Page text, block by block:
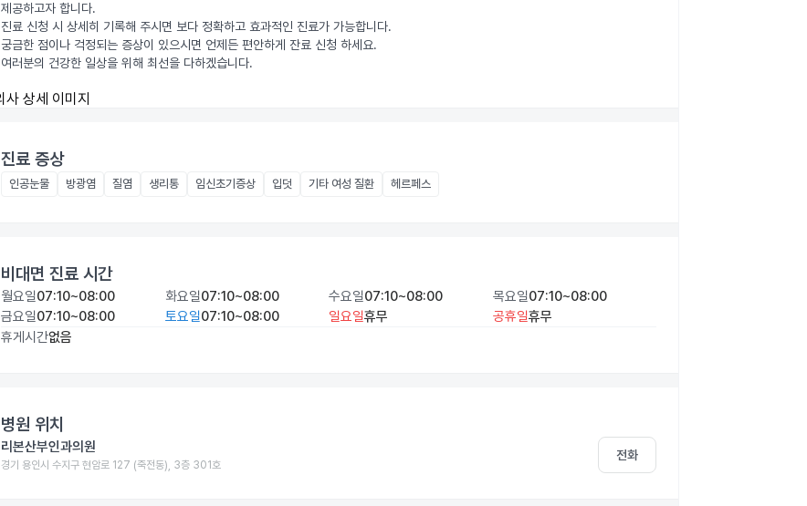
제공하고자 합니다.
진료 신청 시 상세히 기록해 주시면 보다 정확하고 효과적인 진료가 가능합니다.
궁금한 점이나 걱정되는 증상이 있으시면 언제든 편안하게 잔료 신청 하세요.
여러분의 건강한 일상을 위해 최선을 다하겠습니다.
진료 증상
인공눈물 방광염 질염 생리통 임신초기증상 입덧 기타 여성 질환 헤르페스
비대면 진료 시간
월요일07:10~08:00 화요일07:10~08:00 수요일07:10~08:00 목요일07:10~08:00
금요일07:10~08:00 토요일07:10~08:00 일요일휴무 공휴일휴무
휴게시간없음
병원 위치
리본산부인과의원
경기 용인시 수지구 현암로 127 (죽전동), 3층 301호
전화